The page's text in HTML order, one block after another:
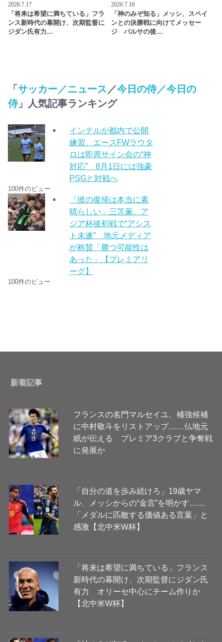
2026.7.17
「将来は希望に満ちている」フラ
ンス新時代の幕開け、次期監督に
ジダン氏有力…
2026.7.16
「神のみぞ知る」メッシ、スペイ
ンとの決勝戦に向けてメッセー
ジ バルサの後…
「サッカー／ニュース ／今日の侍／今日の
侍」人気記事ランキング
インテルが都内で公開
練習、エースFWラウタ
ロは即席サイン会の“神
対応” 8月1日には強豪
PSGと対戦へ
100件のビュー
「彼の復帰は本当に素
晴らしい」三笘薫、ア
ジア杯後初戦で“アシス
ト未遂” 地元メディア
が称賛「勝つ可能性は
あった」【プレミアリ
ーグ】
100件のビュー
新着記事
フランスの名門マルセイユ、補強候補
に中村敬斗をリストアップ……仏地元
紙が伝える プレミア3クラブと争奪戦
に発展か
「自分の道を歩み続けろ」19歳ヤマ
ル、メッシからの“金言”を明かす……
「メダルに匹敵する価値ある言葉」と
感激【北中米W杯】
「将来は希望に満ちている」フランス
新時代の幕開け、次期監督にジダン氏
有力 オリーセ中心にチーム作りか
【北中米W杯】